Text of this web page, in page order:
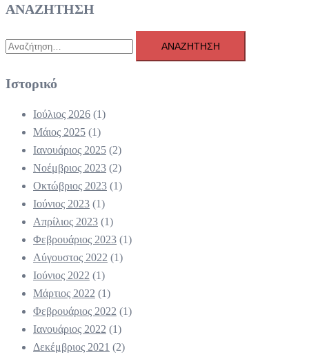
ΑΝΑΖΗΤΗΣΗ
Αναζήτηση
για:
Ιστορικό
Ιούλιος 2026 (1)
Μάιος 2025 (1)
Ιανουάριος 2025 (2)
Νοέμβριος 2023 (2)
Οκτώβριος 2023 (1)
Ιούνιος 2023 (1)
Απρίλιος 2023 (1)
Φεβρουάριος 2023 (1)
Αύγουστος 2022 (1)
Ιούνιος 2022 (1)
Μάρτιος 2022 (1)
Φεβρουάριος 2022 (1)
Ιανουάριος 2022 (1)
Δεκέμβριος 2021 (2)